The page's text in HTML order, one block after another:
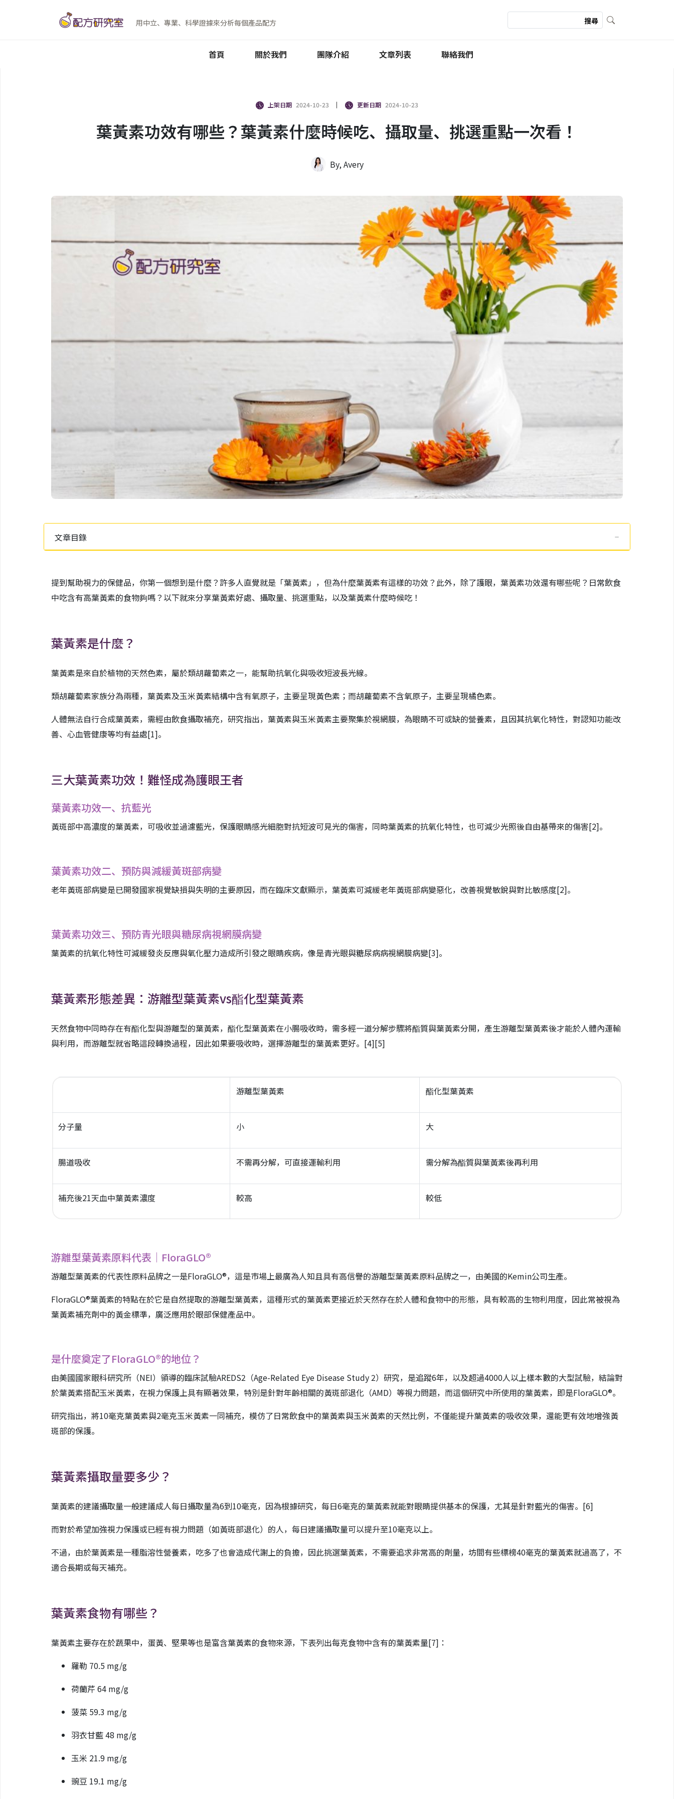
用中立、專業、科學證據來分析每個產品配方
首頁 關於我們 團隊介紹 文章列表 聯絡我們
上架日期 2024-10-23 更新日期 2024-10-23
葉黃素功效有哪些？葉黃素什麼時候吃、攝取量、挑選重點一次看！
By, Avery
文章目錄
提到幫助視力的保健品，你第一個想到是什麼？許多人直覺就是「葉黃素」，但為什麼葉黃素有這樣的功效？此外，除了護眼，葉黃素功效還有哪些呢？日常飲食
中吃含有高葉黃素的食物夠嗎？以下就來分享葉黃素好處、攝取量、挑選重點，以及葉黃素什麼時候吃！
葉黃素是什麼？
葉黃素是來自於植物的天然色素，屬於類胡蘿蔔素之一，能幫助抗氧化與吸收短波長光線。
類胡蘿蔔素家族分為兩種，葉黃素及玉米黃素結構中含有氧原子，主要呈現黃色素；而胡蘿蔔素不含氧原子，主要呈現橘色素。
人體無法自行合成葉黃素，需經由飲食攝取補充，研究指出，葉黃素與玉米黃素主要聚集於視網膜，為眼睛不可或缺的營養素，且因其抗氧化特性，對認知功能改
善、心血管健康等均有益處[1]。
三大葉黃素功效！難怪成為護眼王者
葉黃素功效一、抗藍光
黃斑部中高濃度的葉黃素，可吸收並過濾藍光，保護眼睛感光細胞對抗短波可見光的傷害，同時葉黃素的抗氧化特性，也可減少光照後自由基帶來的傷害[2]。
葉黃素功效二、預防與減緩黃斑部病變
老年黃斑部病變是已開發國家視覺缺損與失明的主要原因，而在臨床文獻顯示，葉黃素可減緩老年黃斑部病變惡化，改善視覺敏銳與對比敏感度[2]。
葉黃素功效三、預防青光眼與糖尿病視網膜病變
葉黃素的抗氧化特性可減緩發炎反應與氧化壓力造成所引發之眼睛疾病，像是青光眼與糖尿病病視網膜病變[3]。
葉黃素形態差異：游離型葉黃素vs酯化型葉黃素
天然食物中同時存在有酯化型與游離型的葉黃素，酯化型葉黃素在小腸吸收時，需多經一道分解步驟將酯質與葉黃素分開，產生游離型葉黃素後才能於人體內運輸
與利用，而游離型就省略這段轉換過程，因此如果要吸收時，選擇游離型的葉黃素更好。 [4][5]
游離型葉黃素 酯化型葉黃素
分子量 小 大
腸道吸收 不需再分解，可直接運輸利用 需分解為酯質與葉黃素後再利用
補充後21天血中葉黃素濃度 較高 較低
游離型葉黃素原料代表｜FloraGLO®
游離型葉黃素的代表性原料品牌之一是FloraGLO®，這是市場上最廣為人知且具有高信譽的游離型葉黃素原料品牌之一，由美國的Kemin公司生產。
FloraGLO®葉黃素的特點在於它是自然提取的游離型葉黃素，這種形式的葉黃素更接近於天然存在於人體和食物中的形態，具有較高的生物利用度，因此常被視為
葉黃素補充劑中的黃金標準，廣泛應用於眼部保健產品中。
是什麼奠定了FloraGLO®的地位？
由美國國家眼科研究所（NEI）領導的臨床試驗AREDS2（Age-Related Eye Disease Study 2）研究，是追蹤6年，以及超過4000人以上樣本數的大型試驗，結論對
於葉黃素搭配玉米黃素，在視力保護上具有顯著效果，特別是針對年齡相關的黃斑部退化（AMD）等視力問題，而這個研究中所使用的葉黃素，即是FloraGLO®。
研究指出，將10毫克葉黃素與2毫克玉米黃素一同補充，模仿了日常飲食中的葉黃素與玉米黃素的天然比例，不僅能提升葉黃素的吸收效果，還能更有效地增強黃
斑部的保護。
葉黃素攝取量要多少？
葉黃素的建議攝取量一般建議成人每日攝取量為6到10毫克，因為根據研究，每日6毫克的葉黃素就能對眼睛提供基本的保護，尤其是針對藍光的傷害。 [6]
而對於希望加強視力保護或已經有視力問題（如黃斑部退化）的人，每日建議攝取量可以提升至10毫克以上。
不過，由於葉黃素是一種脂溶性營養素，吃多了也會造成代謝上的負擔，因此挑選葉黃素，不需要追求非常高的劑量，坊間有些標榜40毫克的葉黃素就過高了，不
適合長期或每天補充。
葉黃素食物有哪些？
葉黃素主要存在於蔬果中，蛋黃、堅果等也是富含葉黃素的食物來源，下表列出每克食物中含有的葉黃素量[7] ：
羅勒 70.5 mg/g
荷蘭芹 64 mg/g
菠菜 59.3 mg/g
羽衣甘藍 48 mg/g
玉米 21.9 mg/g
豌豆 19.1 mg/g